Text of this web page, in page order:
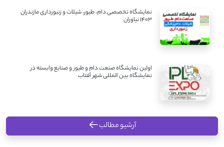
نمایشگاه تخصصی دام، طیور، شیلات و زنبورداری مازندران
1403 نیاوران
اولین نمایشگاه صنعت دام و طیور و صنایع وابسته در
نمایشگاه بین المللی شهر آفتاب
آرشیو مطالب